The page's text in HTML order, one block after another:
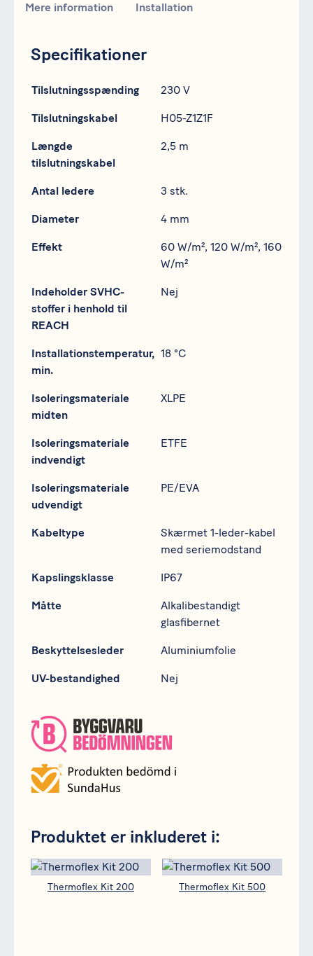
Mere information Installation
Specifikationer
Specifikation
Tilslutningsspænding 230 V
Tilslutningskabel H05-Z1Z1F
Længde
tilslutningskabel
2,5 m
Antal ledere 3 stk.
Diameter 4 mm
Effekt
60 W/m², 120 W/m², 160
W/m²
Indeholder SVHC-
stoffer i henhold til
REACH
Nej
Installationstemperatur,
min.
18 °C
Isoleringsmateriale
midten
XLPE
Isoleringsmateriale
indvendigt
ETFE
Isoleringsmateriale
udvendigt
PE/EVA
Kabeltype
Skærmet 1-leder-kabel
med seriemodstand
Kapslingsklasse IP67
Måtte
Alkalibestandigt
glasfibernet
Beskyttelsesleder Aluminiumfolie
UV-bestandighed Nej
Produktet er inkluderet i:
Thermoflex Kit 200 Thermoflex Kit 500